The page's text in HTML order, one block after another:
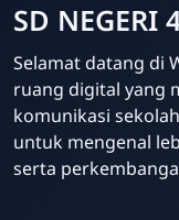
SD NEGERI
Selamat datang di
ruang digital yang
komunikasi
untuk mengenal
serta